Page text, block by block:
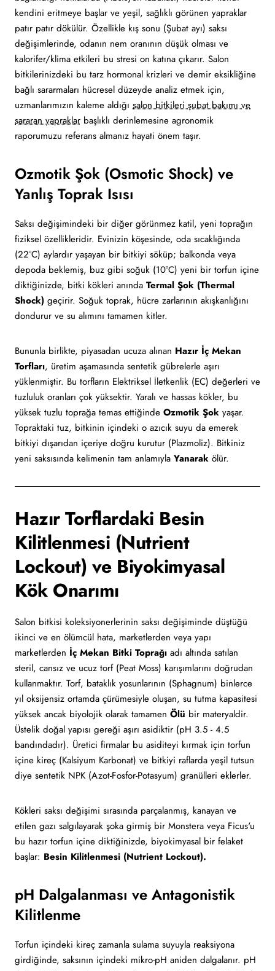
kendini eritmeye başlar ve yeşil, sağlıklı görünen yapraklar
patır patır dökülür. Özellikle kış sonu (Şubat ayı) saksı
değişimlerinde, odanın nem oranının düşük olması ve
kalorifer/klima etkileri bu stresi on katına çıkarır. Salon
bitkilerinizdeki bu tarz hormonal krizleri ve demir eksikliğine
bağlı sararmaları hücresel düzeyde analiz etmek için,
uzmanlarımızın kaleme aldığı salon bitkileri şubat bakımı ve
sararan yapraklar başlıklı derinlemesine agronomik
raporumuzu referans almanız hayati önem taşır.
Ozmotik Şok (Osmotic Shock) ve
Yanlış Toprak Isısı
Saksı değişimindeki bir diğer görünmez katil, yeni toprağın
fiziksel özellikleridir. Evinizin köşesinde, oda sıcaklığında
(22°C) aylardır yaşayan bir bitkiyi söküp; balkonda veya
depoda beklemiş, buz gibi soğuk (10°C) yeni bir torfun içine
diktiğinizde, bitki kökleri anında Termal Şok (Thermal
Shock) geçirir. Soğuk toprak, hücre zarlarının akışkanlığını
dondurur ve su alımını tamamen kitler.
Bununla birlikte, piyasadan ucuza alınan Hazır İç Mekan
Torfları, üretim aşamasında sentetik gübrelerle aşırı
yüklenmiştir. Bu torfların Elektriksel İletkenlik (EC) değerleri ve
tuzluluk oranları çok yüksektir. Yaralı ve hassas kökler, bu
yüksek tuzlu toprağa temas ettiğinde Ozmotik Şok yaşar.
Topraktaki tuz, bitkinin içindeki o azıcık suyu da emerek
bitkiyi dışarıdan içeriye doğru kurutur (Plazmoliz). Bitkiniz
yeni saksısında kelimenin tam anlamıyla Yanarak ölür.
Hazır Torflardaki Besin
Kilitlenmesi (Nutrient
Lockout) ve Biyokimyasal
Kök Onarımı
Salon bitkisi koleksiyonerlerinin saksı değişiminde düştüğü
ikinci ve en ölümcül hata, marketlerden veya yapı
marketlerden İç Mekan Bitki Toprağı adı altında satılan
steril, cansız ve ucuz torf (Peat Moss) karışımlarını doğrudan
kullanmaktır. Torf, bataklık yosunlarının (Sphagnum) binlerce
yıl oksijensiz ortamda çürümesiyle oluşan, su tutma kapasitesi
yüksek ancak biyolojik olarak tamamen Ölü bir materyaldir.
Üstelik doğal yapısı gereği aşırı asidiktir (pH 3.5 - 4.5
bandındadır). Üretici firmalar bu asiditeyi kırmak için torfun
içine kireç (Kalsiyum Karbonat) ve bitkiyi raflarda yeşil tutsun
diye sentetik NPK (Azot-Fosfor-Potasyum) granülleri eklerler.
Kökleri saksı değişimi sırasında parçalanmış, kanayan ve
etilen gazı salgılayarak şoka girmiş bir Monstera veya Ficus'u
bu hazır torfun içine diktiğinizde, biyokimyasal bir felaket
başlar: Besin Kilitlenmesi (Nutrient Lockout).
pH Dalgalanması ve Antagonistik
Kilitlenme
Torfun içindeki kireç zamanla sulama suyuyla reaksiyona
girdiğinde, saksının içindeki mikro-pH aniden dalgalanır. pH